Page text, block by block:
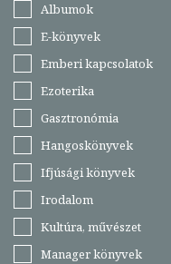
Albumok
E-könyvek
Emberi kapcsolatok
Ezoterika
Gasztronómia
Hangoskönyvek
Ifjúsági könyvek
Irodalom
Kultúra, művészet
Manager könyvek